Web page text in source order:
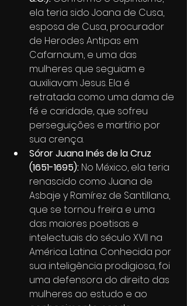
ela teria sido Joana de Cusa,
esposa de Cusa, procurador
de Herodes Antipas em
Cafarnaum, e uma das
mulheres que seguiam e
auxiliavam Jesus. Ela é
retratada como uma dama de
fé e caridade, que sofreu
perseguições e martírio por
sua crença.
Sóror Juana Inés de la Cruz
(1651-1695): No México, ela teria
renascido como Juana de
Asbaje y Ramírez de Santillana,
que se tornou freira e uma
das maiores poetisas e
intelectuais do século XVII na
América Latina. Conhecida por
sua inteligência prodigiosa, foi
uma defensora do direito das
mulheres ao estudo e ao